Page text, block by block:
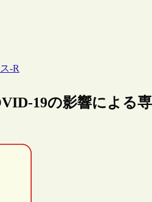
-R
19の影響による専